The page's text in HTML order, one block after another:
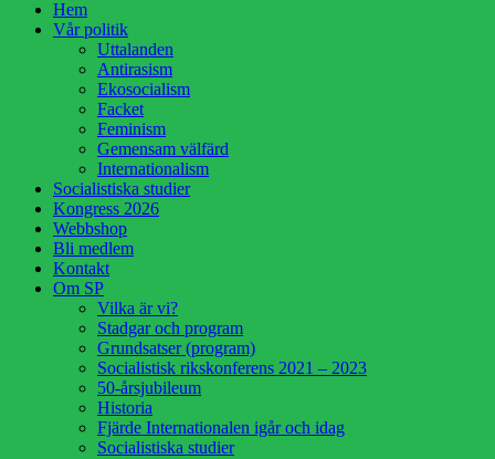
HoppaHem
Vår politik
Uttalanden
Antirasism
Ekosocialism
Facket
Feminism
Gemensam välfärd
Internationalism
Socialistiska studier
Kongress 2026
Webbshop
Bli medlem
Kontakt
Om SP
Vilka är vi?
Stadgar och program
Grundsatser (program)
Socialistisk rikskonferens 2021 – 2023
50-årsjubileum
Historia
Fjärde Internationalen igår och idag
Socialistiska studier